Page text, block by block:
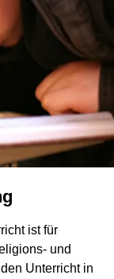
ist für
und
Unterricht in